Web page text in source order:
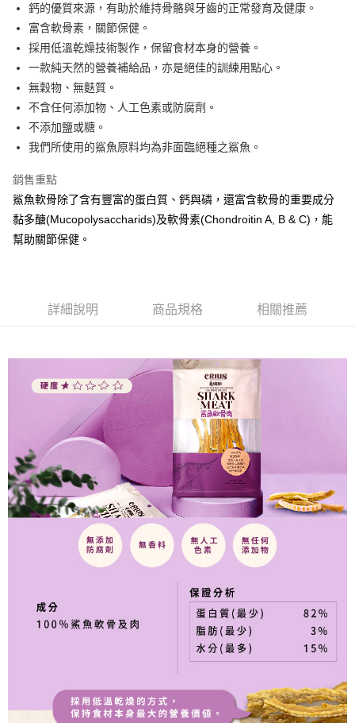
每筆NT$100，滿NT$1,000(含以上)免運費
離島宅配
每筆NT$200，滿NT$1,000(含以上)免運費
香港
鈣的優質來源，有助於維持骨骼與牙齒的正常發育及健康。
富含軟骨素，關節保健。
採用低溫乾燥技術製作，保留食材本身的營養。
一款純天然的營養補給品，亦是絕佳的訓練用點心。
無穀物、無麩質。
不含任何添加物、人工色素或防腐劑。
不添加鹽或糖。
我們所使用的鯊魚原料均為非面臨絕種之鯊魚。
銷售重點
鯊魚軟骨除了含有豐富的蛋白質、鈣與磷，還富含軟骨的重要成分
黏多醣(Mucopolysaccharids)及軟骨素(Chondroitin A, B & C)，能
幫助關節保健。
詳細說明 商品規格 相關推薦